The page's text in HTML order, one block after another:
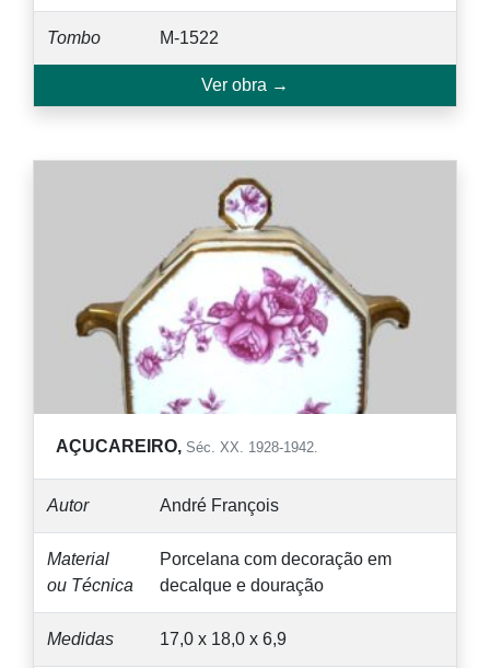
Tombo M-1522
Ver obra →
AÇUCAREIRO, Séc. XX. 1928-1942.
Autor André François
Material
ou Técnica
Porcelana com decoração em
decalque e douração
Medidas 17,0 x 18,0 x 6,9